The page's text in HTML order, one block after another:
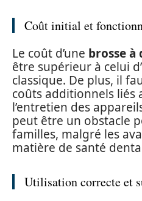
Coût initial et
Le coût d’une brosse à
être supérieur à celui
classique. De plus, il
coûts additionnels liés
l’entretien des
peut être un obstacle
familles, malgré les
matière de santé
Utilisation correcte et